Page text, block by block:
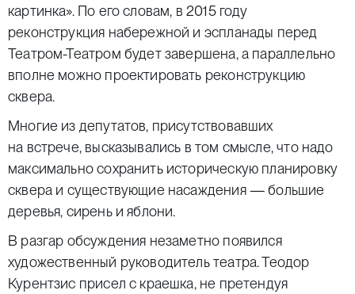
картинка». По его словам, в 2015 году
реконструкция набережной и эспланады перед
Театром-Театром будет завершена, а параллельно
вполне можно проектировать реконструкцию
сквера.
Многие из депутатов, присутствовавших
на встрече, высказывались в том смысле, что надо
максимально сохранить историческую планировку
сквера и существующие насаждения — большие
деревья, сирень и яблони.
В разгар обсуждения незаметно появился
художественный руководитель театра. Теодор
Курентзис присел с краешка, не претендуя